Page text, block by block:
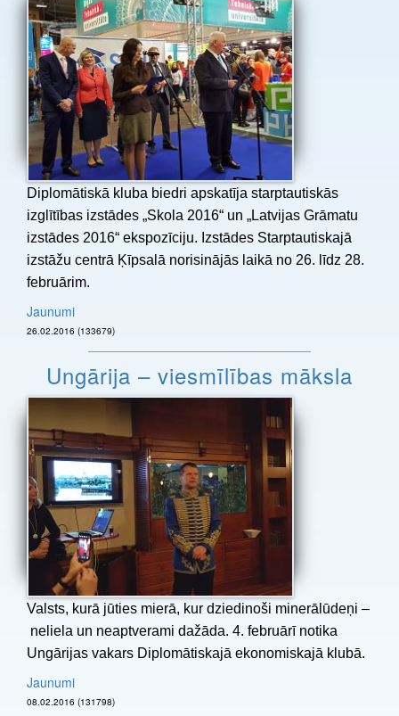
Diplomātiskā kluba biedri apskatīja starptautiskās
izglītības izstādes „Skola 2016“ un „Latvijas Grāmatu
izstādes 2016“ ekspozīciju. Izstādes Starptautiskajā
izstāžu centrā Ķīpsalā norisinājās laikā no 26. līdz 28.
februārim.
Jaunumi
26.02.2016 (133679)
Ungārija – viesmīlības māksla
Valsts, kurā jūties mierā, kur dziedinoši minerālūdeņi –
neliela un neaptverami dažāda. 4. februārī notika
Ungārijas vakars Diplomātiskajā ekonomiskajā klubā.
Jaunumi
08.02.2016 (131798)